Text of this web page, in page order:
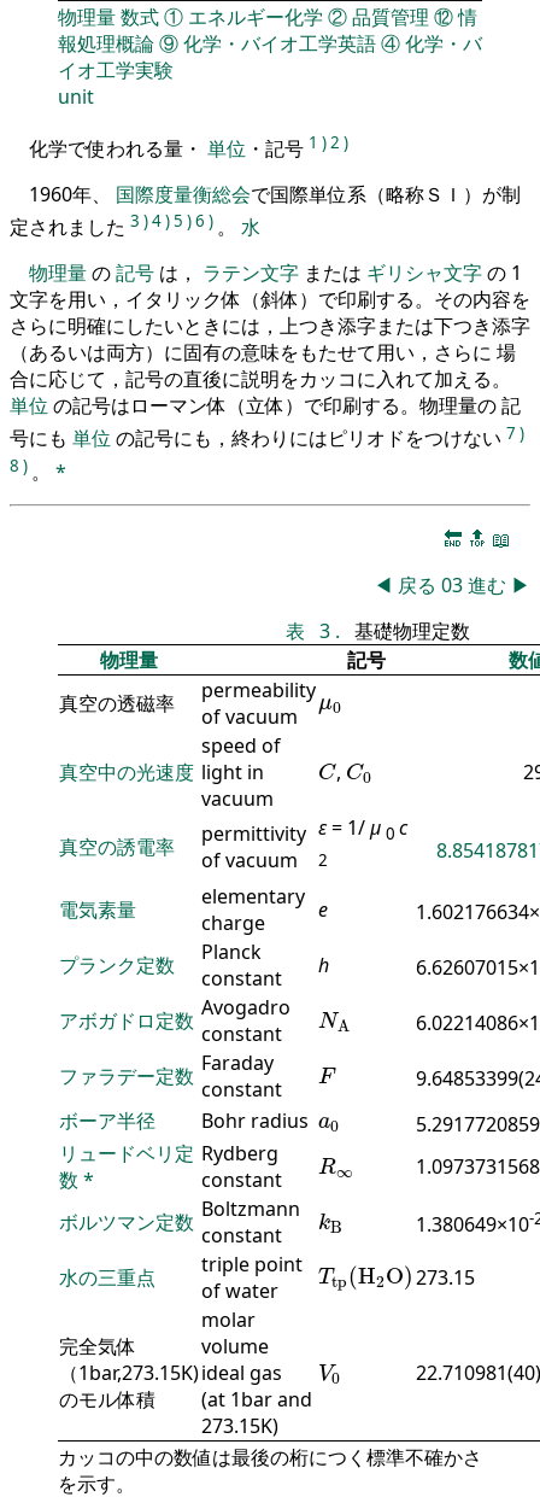
物理量数式① エネルギー化学 ②品質管理 ⑫情
報処理概論⑨化学・バイオ工学英語④化学・バ
イオ工学実験
unit
化学で使われる量・ 単位 ・記号 1 ) 2 )
1960年、 国際度量衡総会で国際単位系（略称ＳＩ）が制
定されました 3 )4)5 )6 ) 。 水
物理量の記号 は， ラテン文字 または ギリシャ文字の 1
文字を用い，イタリック体（斜体）で印刷する。その内容を
さらに明確にしたいときには，上つき添字または下つき添字
（あるいは両方）に固有の意味をもたせて用い，さらに 場
合に応じて，記号の直後に説明をカッコに入れて加える。
単位 の記号はローマン体（立体）で印刷する。物理量の 記
号にも 単位の記号にも，終わりにはピリオドをつけない 7 )
8 ) 。 *
🔚 🔝 📖
◀ 戻る 03進む ▶
表 3 . 基礎物理定数
物理量
記号
数
真空の透磁率
permeability
of vacuum
μ0
μ0
真空中の光速度
speed of
light in
vacuum
C
C, C0
C0
真空の誘電率
permittivity
of vacuum
ε= 1/μ 0 c
2
電気素量
elementary
charge
e
プランク定数
Planck
constant
h
アボガドロ定数 Avogadro
constant
NA
NA
ファラデー定数 Faraday
constant
F
F
ボーア半径
Bohr radius a0
a0
リュードベリ定
数 *
Rydberg
constant
R∞
R∞
ボルツマン定数 Boltzmann
constant
kB
k 1.380649×10-
水の三重点
triple point
of water
Ttp(H2O)
Ttp(H 2O)273.15
完全気体
（1bar,273.15K)
のモル体積
molar
volume
ideal gas
(at 1bar and
273.15K)
V0
V0 22.710981(40)
カッコの中の数値は最後の桁につく標準不確かさ
を示す。